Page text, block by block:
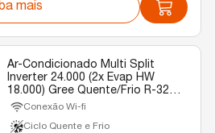
mais
Ar-Condicionado Multi Split
Inverter 24.000 (2x Evap HW
18.000) Gree Quente/Frio R-32
220vConexão Wi-fi
Ciclo Quente e Frio